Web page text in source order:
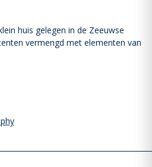
huis gelegen in de Zeeuwse
vermengd met elementen van